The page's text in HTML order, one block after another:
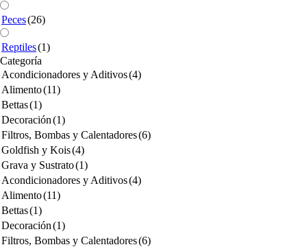
Peces(26)
Reptiles(1)
Categoría
Acondicionadores y Aditivos(4)
Alimento(11)
Bettas(1)
Decoración(1)
Filtros, Bombas y Calentadores(6)
Goldfish y Kois(4)
Grava y Sustrato(1)
Acondicionadores y Aditivos(4)
Alimento(11)
Bettas(1)
Decoración(1)
Filtros, Bombas y Calentadores(6)